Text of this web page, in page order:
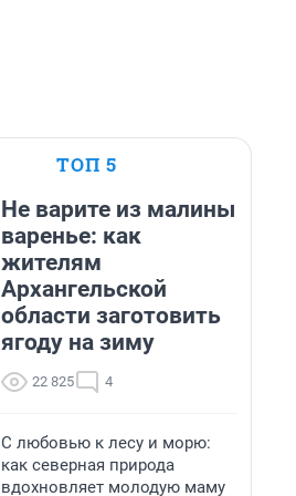
ТОП 5
Не варите из малины
варенье: как
жителям
Архангельской
области заготовить
ягоду на зиму
22 825 4
С любовью к лесу и морю:
как северная природа
вдохновляет молодую маму